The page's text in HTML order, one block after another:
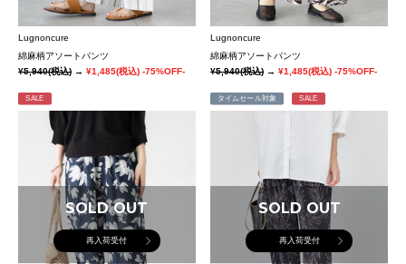
Lugnoncure
綿麻柄アソートパンツ
¥5,940(税込) → ¥1,485(税込) -75%OFF-
Lugnoncure
綿麻柄アソートパンツ
¥5,940(税込)→¥1,485(税込) -75%OFF-
SALE
SOLD OUT
再入荷受付
タイムセール対象 SALE
SOLD OUT
再入荷受付